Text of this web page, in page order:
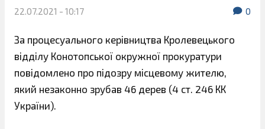
22.07.2021 - 10:17 0
За процесуального керівництва Кролевецького
відділу Конотопської окружної прокуратури
повідомлено про підозру місцевому жителю,
який незаконно зрубав 46 дерев (4 ст. 246 КК
України).